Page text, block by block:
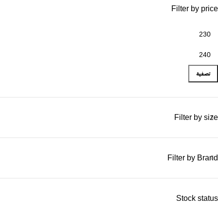
Filter by price
تصفية
Filter by size
Filter by Brand
Stock status